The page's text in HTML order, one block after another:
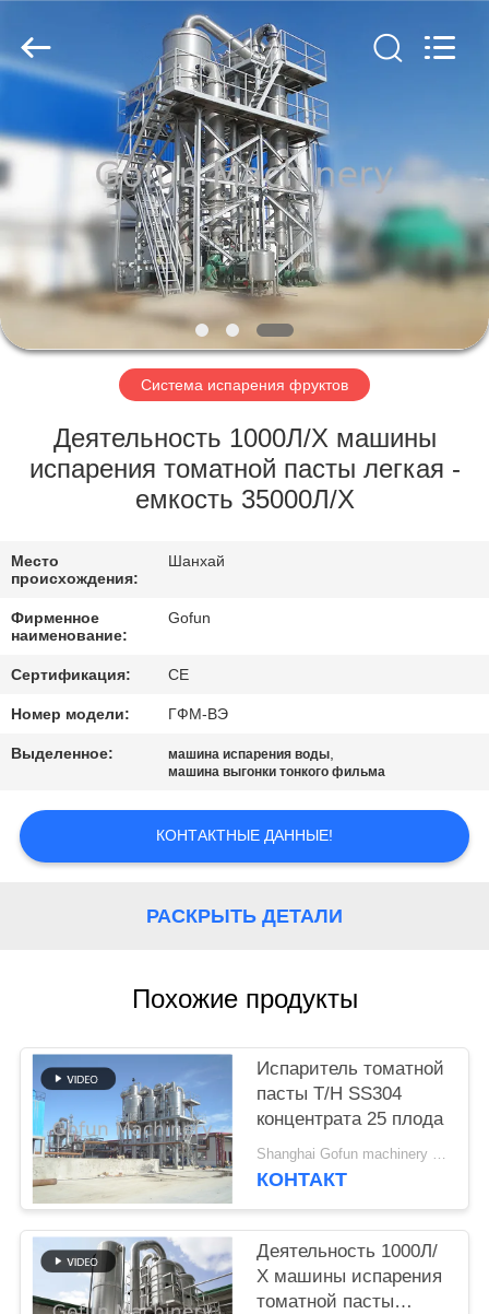
ПРОДУКТЫ
РОЛИКИ
VR
-
ПУТЕШЕСТВИЕ
ФАБРИКИ
ПРОВЕРКА
КАЧЕСТВА
СВЯЖИТЕСЬ
МЫ
СПРОСИТЕ
ЦИТАТУ
КАРТА
САЙТА
ПОЛИТИКА
КОНФИДЕНЦИАЛЬНОСТИ
Ltd..
All
Rights
Система испарения фруктов
Деятельность 1000Л/Х машины
испарения томатной пасты легкая -
емкость 35000Л/Х
Место
происхождения:
Шанхай
Фирменное
наименование:
Gofun
Сертификация: CE
Номер модели: ГФМ-ВЭ
Выделенное: машина испарения воды,
машина выгонки тонкого фильма
КОНТАКТНЫЕ ДАННЫЕ!
РАСКРЫТЬ ДЕТАЛИ
Похожие продукты
Испаритель томатной
пасты T/H SS304
концентрата 25 плода
Shanghai Gofun machinery company MOQ:1 набор
КОНТАКТ
Деятельность 1000Л/
Х машины испарения
томатной пасты